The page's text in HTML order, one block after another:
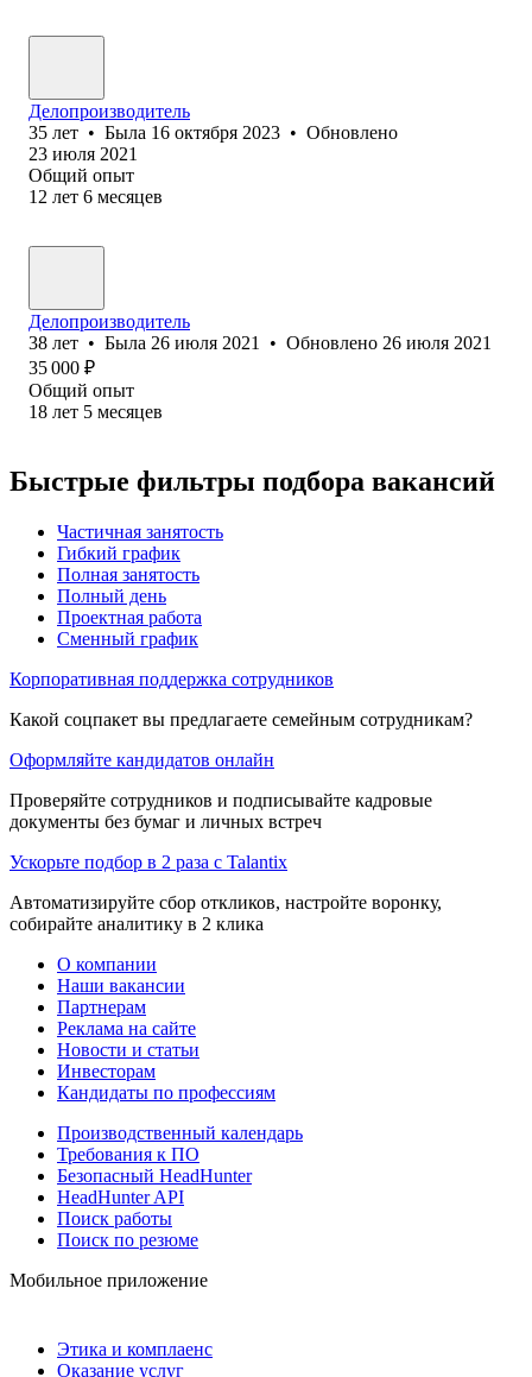
Делопроизводитель
35 лет • Была 16 октября 2023 • Обновлено
23 июля 2021
Общий опыт
12 лет 6 месяцев
Делопроизводитель
38 лет • Была 26 июля 2021 • Обновлено 26 июля 2021
35 000 ₽
Общий опыт
18 лет 5 месяцев
Быстрые фильтры подбора вакансий
Частичная занятость
Гибкий график
Полная занятость
Полный день
Проектная работа
Сменный график
Корпоративная поддержка сотрудников
Какой соцпакет вы предлагаете семейным сотрудникам?
Оформляйте кандидатов онлайн
Проверяйте сотрудников и подписывайте кадровые
документы без бумаг и личных встреч
Ускорьте подбор в 2 раза с Talantix
Автоматизируйте сбор откликов, настройте воронку,
собирайте аналитику в 2 клика
О компании
Наши вакансии
Партнерам
Реклама на сайте
Новости и статьи
Инвесторам
Кандидаты по профессиям
Производственный календарь
Требования к ПО
Безопасный HeadHunter
HeadHunter API
Поиск работы
Поиск по резюме
Мобильное приложение
Этика и комплаенс
Оказание услуг